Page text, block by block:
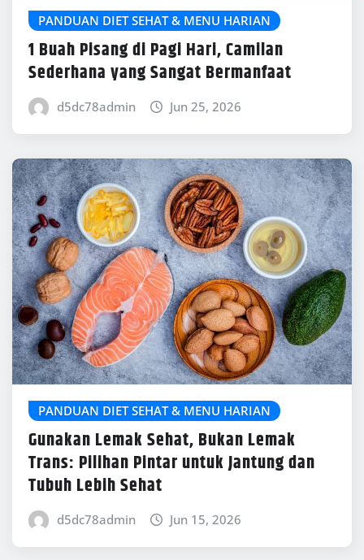
PANDUAN DIET SEHAT & MENU HARIAN
1 Buah Pisang di Pagi Hari, Camilan
Sederhana yang Sangat Bermanfaat
d5dc78admin Jun 25, 2026
PANDUAN DIET SEHAT & MENU HARIAN
Gunakan Lemak Sehat, Bukan Lemak
Trans: Pilihan Pintar untuk Jantung dan
Tubuh Lebih Sehat
d5dc78admin Jun 15, 2026